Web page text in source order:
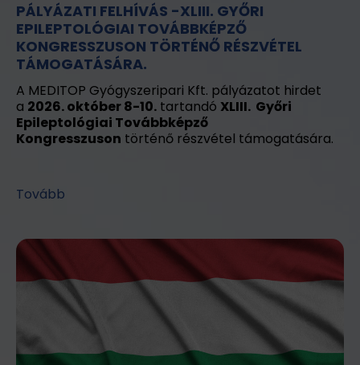
PÁLYÁZATI FELHÍVÁS -XLIII. GYŐRI
EPILEPTOLÓGIAI TOVÁBBKÉPZŐ
KONGRESSZUSON TÖRTÉNŐ RÉSZVÉTEL
TÁMOGATÁSÁRA.
A MEDITOP Gyógyszeripari Kft. pályázatot hirdet
a 2026. október 8-10. tartandó XLIII. Győri
Epileptológiai Továbbképző
Kongresszuson történő részvétel támogatására.
Tovább